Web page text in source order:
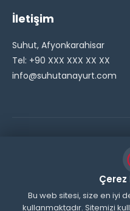
İletişim
Suhut, Afyonkarahisar
Tel: +90 XXX XXX XX XX
info@suhutanayurt.com
Çerez
Bu web sitesi, size en iyi
kullanmaktadır. Sitemizi
// Side Widget Resim Fix
inline ekliyoruz) function